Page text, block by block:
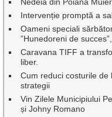
Nedeia din Poiana
Intervenție promptă a
Oameni speciali
”Hunedoreni de
Caravana TIFF a
liber.
Cum reduci costurile
strategii
Vin Zilele Municipiului
și Johny Romano